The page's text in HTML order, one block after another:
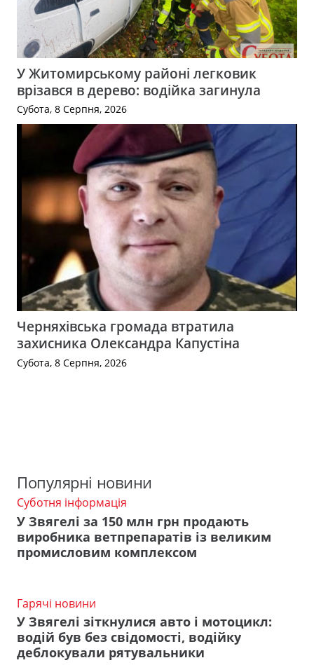
У Житомирському районі легковик
врізався в дерево: водійка загинула
Субота, 8 Серпня, 2026
Черняхівська громада втратила
захисника Олександра Капустіна
Субота, 8 Серпня, 2026
Популярні новини
Суботня інформація
У Звягелі за 150 млн грн продають
виробника ветпрепаратів із великим
промисловим комплексом
Гарячі новини
У Звягелі зіткнулися авто і мотоцикл:
водій був без свідомості, водійку
деблокували рятувальники